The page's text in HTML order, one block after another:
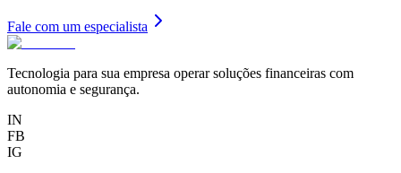
Fale com um especialista
Tecnologia para sua empresa operar soluções financeiras com
autonomia e segurança.
IN
FB
IG